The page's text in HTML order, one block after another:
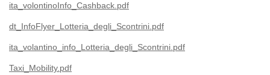
ita_volontinoInfo_Cashback.pdf
dt_InfoFlyer_Lotteria_degli_Scontrini.pdf
ita_volantino_info_Lotteria_degli_Scontrini.pdf
Taxi_Mobility.pdf